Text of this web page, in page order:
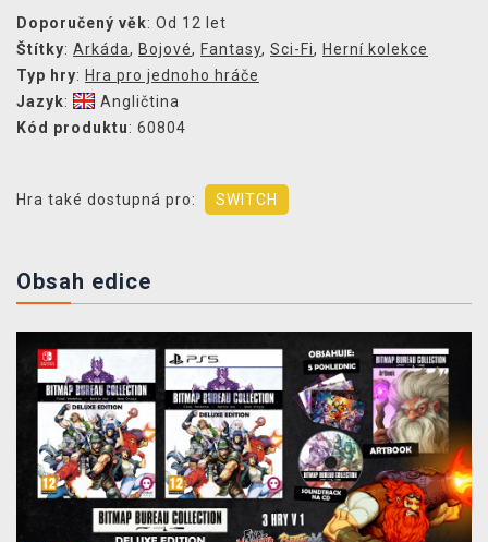
Doporučený věk: Od 12 let
Štítky: Arkáda, Bojové, Fantasy, Sci-Fi, Herní kolekce
Typ hry: Hra pro jednoho hráče
Jazyk:
Angličtina
Kód produktu: 60804
Hra také dostupná pro: SWITCH
Obsah edice